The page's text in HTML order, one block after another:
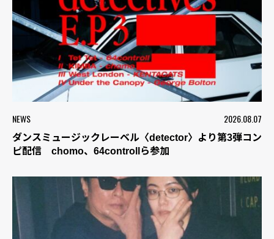
NEWS 2026.08.07
ダンスミュージックレーベル〈detector〉より第3弾コン
ピ配信 chomo、64controllら参加